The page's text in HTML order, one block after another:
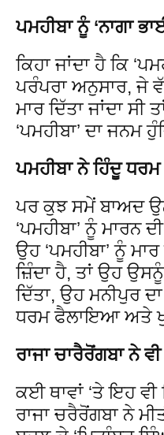
ਪਮਹੀਬਾ ਨੂੰ ‘ਨਾਗਾ
ਕਿਹਾ ਜਾਂਦਾ ਹੈ ਕਿ
ਪਰੰਪਰਾ ਅਨੁਸਾਰ, ਜੇ
ਮਾਰ ਦਿੱਤਾ ਜਾਂਦਾ
‘ਪਮਹੀਬਾ’ ਦਾ
ਪਮਹੀਬਾ ਨੇ ਹਿੰਦੂ ਧਰਮ
ਪਰ ਕੁਝ ਸਮੇਂ ਬਾਅਦ
‘ਪਮਹੀਬਾ’ ਨੂੰ ਮਾਰਨ
ਉਹ ‘ਪਮਹੀਬਾ’ ਨੂੰ
ਜ਼ਿੰਦਾ ਹੈ, ਤਾਂ ਉਹ
ਦਿੱਤਾ, ਉਹ ਮਨੀਪੁਰ
ਧਰਮ ਫੈਲਾਇਆ ਅਤੇ
ਰਾਜਾ ਚਾਰੈਰੋਂਗਬਾ ਨੇ
ਕਈ ਥਾਵਾਂ ‘ਤੇ ਇਹ
ਰਾਜਾ ਚਰੈਰੋਂਗਬਾ ਨੇ